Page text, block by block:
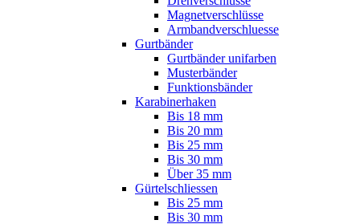
Magnetverschlüsse
Armbandverschluesse
Gurtbänder
Gurtbänder unifarben
Musterbänder
Funktionsbänder
Karabinerhaken
Bis 18 mm
Bis 20 mm
Bis 25 mm
Bis 30 mm
Über 35 mm
Gürtelschliessen
Bis 25 mm
Bis 30 mm